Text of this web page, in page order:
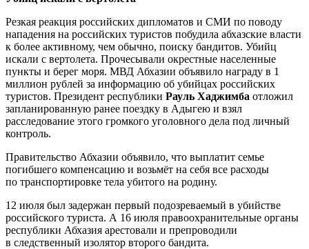
Резкая реакция российских дипломатов и СМИ по поводу
нападения на российских туристов побудила абхазские власти
к более активному, чем обычно, поиску бандитов. Убийц
искали с вертолета. Прочесывали окрестные населенные
пункты и берег моря. МВД Абхазии объявило награду в 1
миллион рублей за информацию об убийцах российских
туристов. Президент республики Рауль Хаджимба отложил
запланированную ранее поездку в Адыгею и взял
расследование этого громкого уголовного дела под личный
контроль.
Правительство Абхазии объявило, что выплатит семье
погибшего компенсацию и возьмёт на себя все расходы
по транспортировке тела убитого на родину.
12 июля был задержан первый подозреваемый в убийстве
российского туриста. А 16 июля правоохранительные органы
республики Абхазия арестовали и препроводили
в следственный изолятор второго бандита.